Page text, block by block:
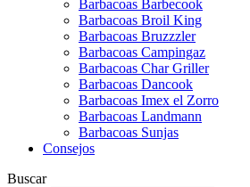
Barbacoas Barbecook
Barbacoas Broil King
Barbacoas Bruzzzler
Barbacoas Campingaz
Barbacoas Char Griller
Barbacoas Dancook
Barbacoas Imex el Zorro
Barbacoas Landmann
Barbacoas Sunjas
Consejos
Buscar